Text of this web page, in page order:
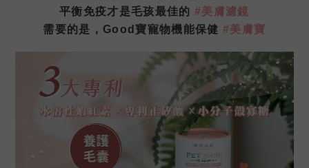
平衡免疫才是毛孩最佳的#美膚濾鏡
需要的是，Good寶寵物機能保健#美膚寶